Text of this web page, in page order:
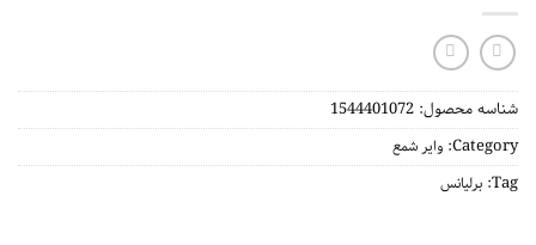
1544401072
وایر شمع